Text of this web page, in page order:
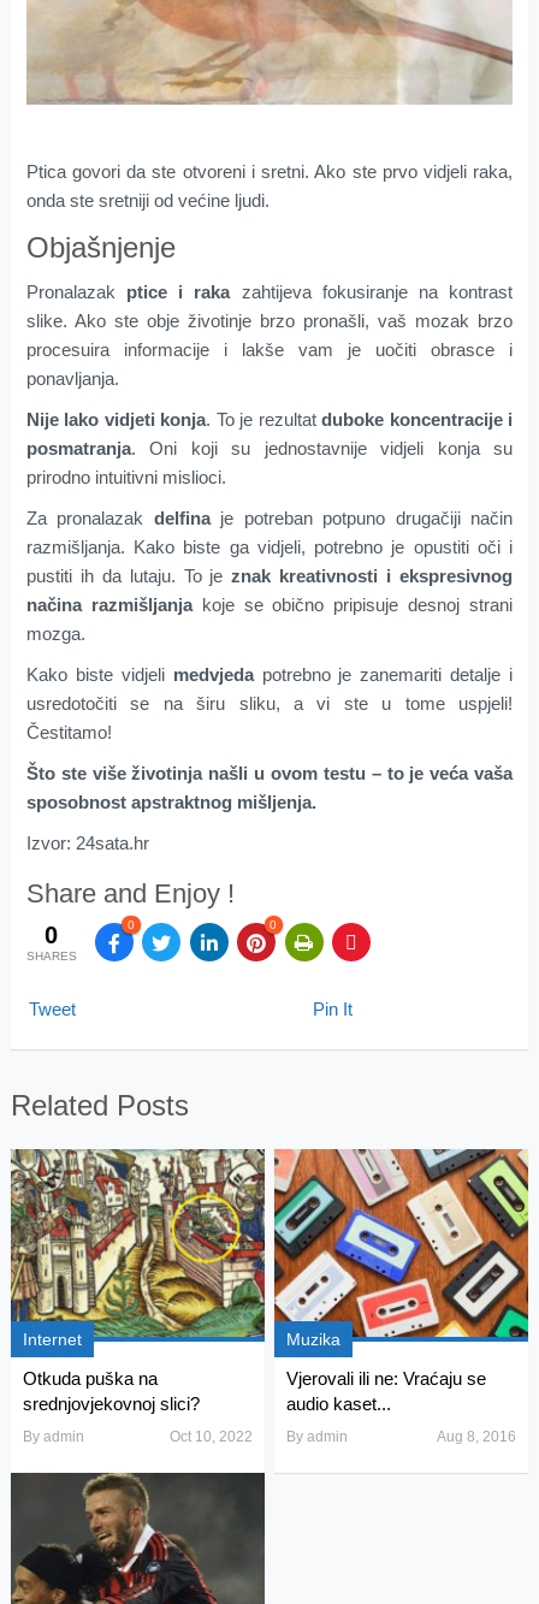
Ptica govori da ste otvoreni i sretni. Ako ste prvo vidjeli raka,
onda ste sretniji od većine ljudi.
Objašnjenje
Pronalazak ptice i raka zahtijeva fokusiranje na kontrast
slike. Ako ste obje životinje brzo pronašli, vaš mozak brzo
procesuira informacije i lakše vam je uočiti obrasce i
ponavljanja.
Nije lako vidjeti konja. To je rezultatduboke koncentracije i
posmatranja. Oni koji su jednostavnije vidjeli konja su
prirodno intuitivni mislioci.
Za pronalazak delfinaje potreban potpuno drugačiji način
razmišljanja. Kako biste ga vidjeli, potrebno je opustiti oči i
pustiti ih da lutaju. To je znak kreativnosti i ekspresivnog
načina razmišljanjakoje se obično pripisuje desnoj strani
mozga.
Kako biste vidjeli medvjedapotrebno je zanemariti detalje i
usredotočiti se na širu sliku, a vi ste u tome uspjeli!
Čestitamo!
Što ste više životinja našli u ovom testu – to je veća vaša
sposobnost apstraktnog mišljenja.
Izvor: 24sata.hr
Share and Enjoy !
0
SHARES
0 0
Tweet Pin It
Related Posts
Internet
Otkuda puška na
srednjovjekovnoj slici?
By admin Oct 10, 2022
Muzika
Vjerovali ili ne: Vraćaju se
audio kaset...
Byadmin Aug 8, 2016